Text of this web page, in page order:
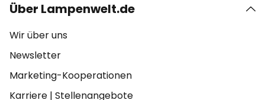
Über Lampenwelt.de
Wir über uns
Newsletter
Marketing-Kooperationen
Karriere | Stellenangebote